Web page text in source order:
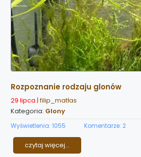
Rozpoznanie rodzaju glonów
29 lipca |filip_matłas
Kategoria: Glony
Wyświetlenia: 1055 Komentarze: 2
czytaj więcej...